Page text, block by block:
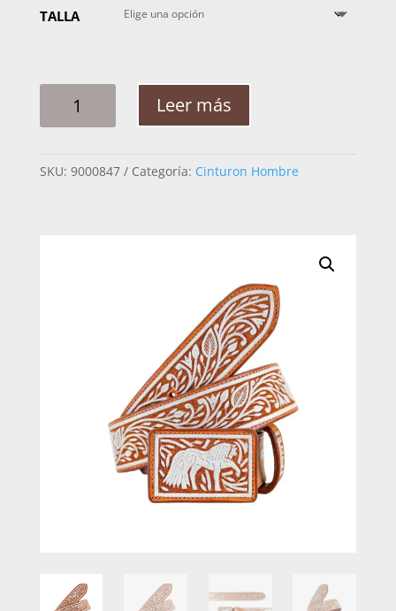
TALLA
HOMBRE
CABALLO
Leer más
SKU: 9000847 Categoría: Cinturon Hombre